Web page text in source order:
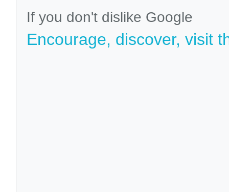
If you don't dislike Google
Encourage, discover, visit